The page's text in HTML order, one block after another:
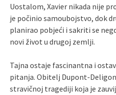
Uostalom, Xavier nikada nije
je počinio samoubojstvo, dok
planirao pobjeći i sakriti se
novi život u drugoj zemlji.
Tajna ostaje fascinantna i
pitanja. Obitelj Dupont-
stravičnoj tragediji koja je